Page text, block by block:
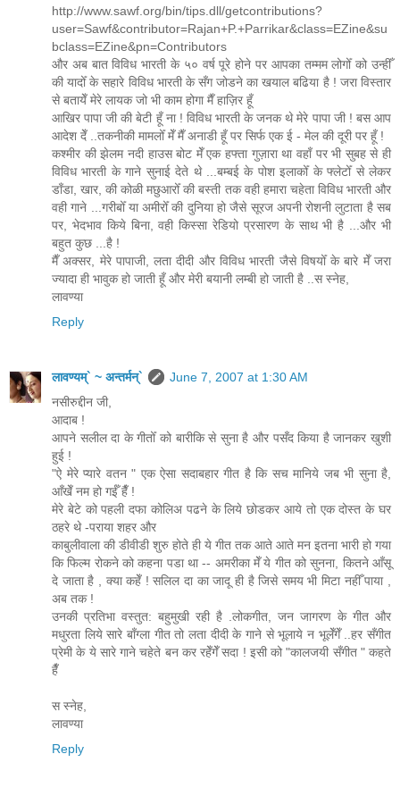
http://www.sawf.org/bin/tips.dll/getcontributions?
user=Sawf&contributor=Rajan+P.+Parrikar&class=EZine&su
bclass=EZine&pn=Contributors
और अब बात विविध भारती के ५० वर्ष पूरे होने पर आपका तम्मम लोगोँ को उन्हीँ
की यादोँ के सहारे विविध भारती के सँग जोडने का खयाल बढिया है ! जरा विस्तार
से बतायेँ मेरे लायक जो भी काम होगा मैँ हाज़िर हूँ
आखिर पापा जी की बेटी हूँ ना ! विविध भारती के जनक थे मेरे पापा जी ! बस आप
आदेश देँ ..तकनीकी मामलोँ मेँ मैँ अनाडी हूँ पर सिर्फ एक ई - मेल की दूरी पर हूँ !
कश्मीर की झेलम नदी हाउस बोट मेँ एक हफ्ता गुज़ारा था वहाँ पर भी सुबह से ही
विविध भारती के गाने सुनाई देते थे ...बम्बई के पोश इलाकोँ के फ्लेटोँ से लेकर
डाँडा, खार, की कोळी मछुआरोँ की बस्ती तक वही हमारा चहेता विविध भारती और
वही गाने ...गरीबोँ या अमीरोँ की दुनिया हो जैसे सूरज अपनी रोशनी लुटाता है सब
पर, भेदभाव किये बिना, वही किस्सा रेडियो प्रसारण के साथ भी है ...और भी
बहुत कुछ ...है !
मैँ अक्सर, मेरे पापाजी, लता दीदी और विविध भारती जैसे विषयोँ के बारे मेँ जरा
ज्यादा ही भावुक हो जाती हूँ और मेरी बयानी लम्बी हो जाती है ..स स्नेह,
लावण्या
Reply
लावण्यम्` ~ अन्तर्मन्`
June 7, 2007 at 1:30 AM
नसीरुद्दीन जी,
आदाब !
आपने सलील दा के गीतोँ को बारीकि से सुना है और पसँद किया है जानकर खुशी
हुई !
"ऐ मेरे प्यारे वतन " एक ऐसा सदाबहार गीत है कि सच मानिये जब भी सुना है,
आँखेँ नम हो गईँ हैँ !
मेरे बेटे को पहली दफा कोलिअ पढने के लिये छोडकर आये तो एक दोस्त के घर
ठहरे थे -पराया शहर और
काबुलीवाला की डीवीडी शुरु होते ही ये गीत तक आते आते मन इतना भारी हो गया
कि फिल्म रोकने को कहना पडा था -- अमरीका मेँ ये गीत को सुनना, कितने आँसू
दे जाता है , क्या कहेँ ! सलिल दा का जादू ही है जिसे समय भी मिटा नहीँ पाया ,
अब तक !
उनकी प्रतिभा वस्तुत: बहुमुखी रही है .लोकगीत, जन जागरण के गीत और
मधुरता लिये सारे बाँग्ला गीत तो लता दीदी के गाने से भूलाये न भूलेँगेँ ..हर सँगीत
प्रेमी के ये सारे गाने चहेते बन कर रहेँगेँ सदा ! इसी को "कालजयी सँगीत " कहते
हैँ
स स्नेह,
लावण्या
Reply